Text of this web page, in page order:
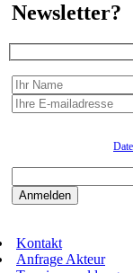
Newsletter?
Kontakt
Anfrage Akteur